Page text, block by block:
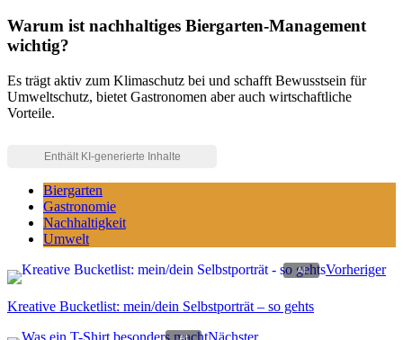
Warum ist nachhaltiges Biergarten-Management
wichtig?
Es trägt aktiv zum Klimaschutz bei und schafft Bewusstsein für
Umweltschutz, bietet Gastronomen aber auch wirtschaftliche
Vorteile.
Biergarten
Gastronomie
Nachhaltigkeit
Umwelt
Vorheriger
Kreative Bucketlist: mein/dein Selbstporträt – so gehts
Nächster